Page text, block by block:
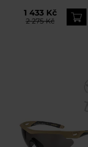
1 433 Kč
2 275 Kč